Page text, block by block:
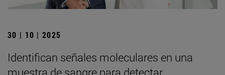
30 | 10 | 2025
Identifican señales moleculares en una